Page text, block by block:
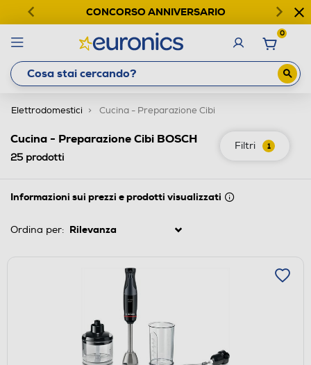
CONCORSO ANNIVERSARIO
0
Elettrodomestici Cucina - Preparazione Cibi
Filtri 1
Cucina - Preparazione Cibi BOSCH
25 prodotti
Informazioni sui prezzi e prodotti visualizzati
Ordina per: